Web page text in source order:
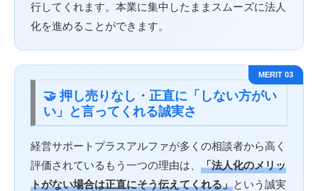
行してくれます。本業に集中したままスムーズに法人
化を進めることができます。
MERIT 03
🤝 押し売りなし・正直に「しない方がい
い」と言ってくれる誠実さ
経営サポートプラスアルファが多くの相談者から高く
評価されているもう一つの理由は、 「法人化のメリッ
トがない場合は正直にそう伝えてくれる」という誠実